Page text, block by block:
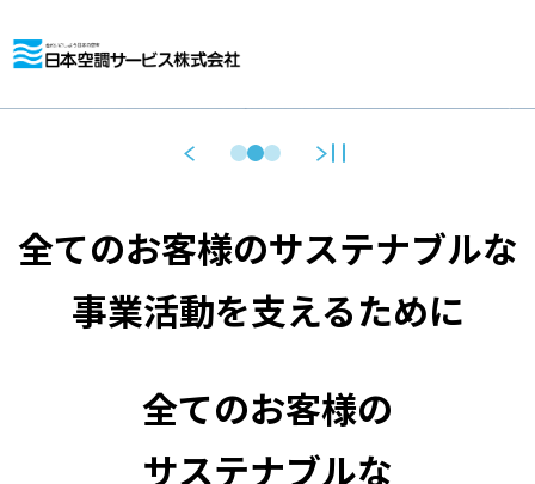
全てのお客様のサステナブルな
事業活動を支えるために
全てのお客様の
サステナブルな